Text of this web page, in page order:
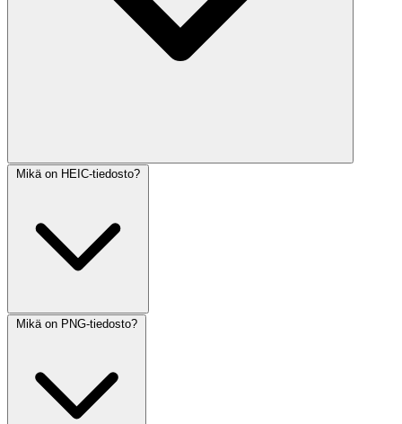
Mikä on HEIC-tiedosto?
Mikä on PNG-tiedosto?